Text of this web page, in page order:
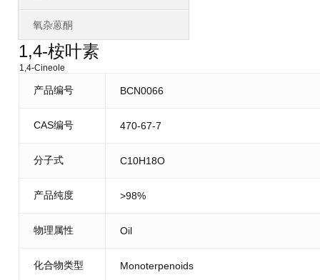
氧杂蒽酮
1,4-桉叶素
1,4-Cineole
产品编号 BCN0066
CAS编号 470-67-7
分子式 C10H18O
产品纯度 >98%
物理属性 Oil
化合物类型 Monoterpenoids